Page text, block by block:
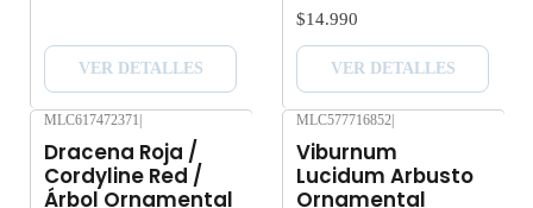
VER DETALLES
$14.990
VER DETALLES
MLC617472371 |
Dracena Roja /
Cordyline Red /
Árbol Ornamental
MLC577716852|
Viburnum
Lucidum Arbusto
Ornamental